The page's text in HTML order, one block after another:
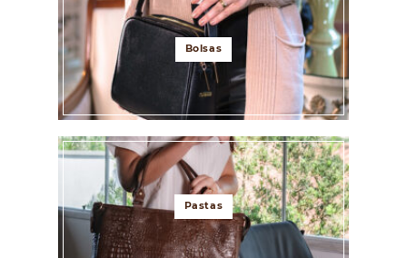
Bolsas
Pastas